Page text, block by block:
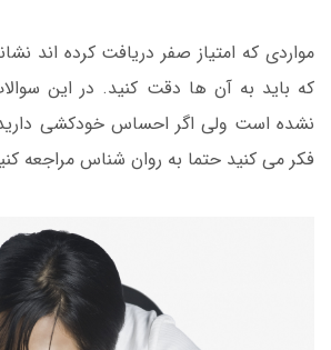
مواردی که امتیاز صفر دریافت کرده اند
که باید به آن ها دقت کنید. در این
نشده است ولی اگر احساس خودکشی
فکر می کنید حتما به روان شناس مراجعه